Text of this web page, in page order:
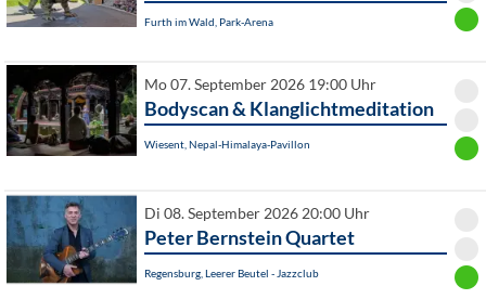
Furth im Wald, Park-Arena
Mo 07. September 2026 19:00 Uhr
Bodyscan & Klanglichtmeditation
Wiesent, Nepal-Himalaya-Pavillon
Di 08. September 2026 20:00 Uhr
Peter Bernstein Quartet
Regensburg, Leerer Beutel - Jazzclub